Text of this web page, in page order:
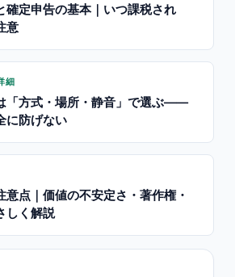
確定申告の基本｜いつ課税され
意
細
「方式・場所・静音」で選ぶ——
に防げない
意点｜価値の不安定さ・著作権・
しく解説